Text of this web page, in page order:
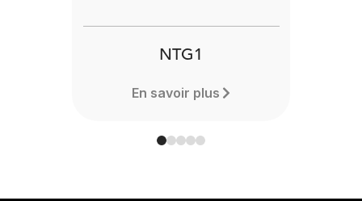
NTG1
En savoir plus